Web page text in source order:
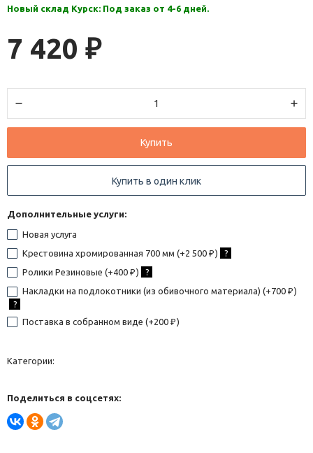
Новый склад Курск: Под заказ от 4-6 дней.
7 420 ₽
Купить
Купить в один клик
Дополнительные услуги:
Новая услуга
Крестовина хромированная 700 мм (+2 500 ₽ ) ?
Ролики Резиновые (+400 ₽ ) ?
Накладки на подлокотники (из обивочного материала) (+700 ₽ )
?
Поставка в собранном виде (+200 ₽ )
Категории:
Поделиться в соцсетях: